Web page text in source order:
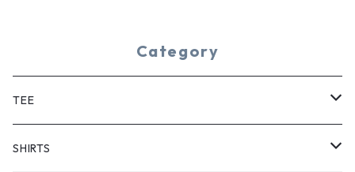
Category
TEE
SHORT SLEEVE
SHIRTS